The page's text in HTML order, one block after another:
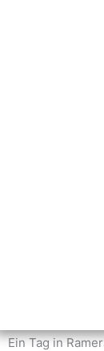
Ein Tag in